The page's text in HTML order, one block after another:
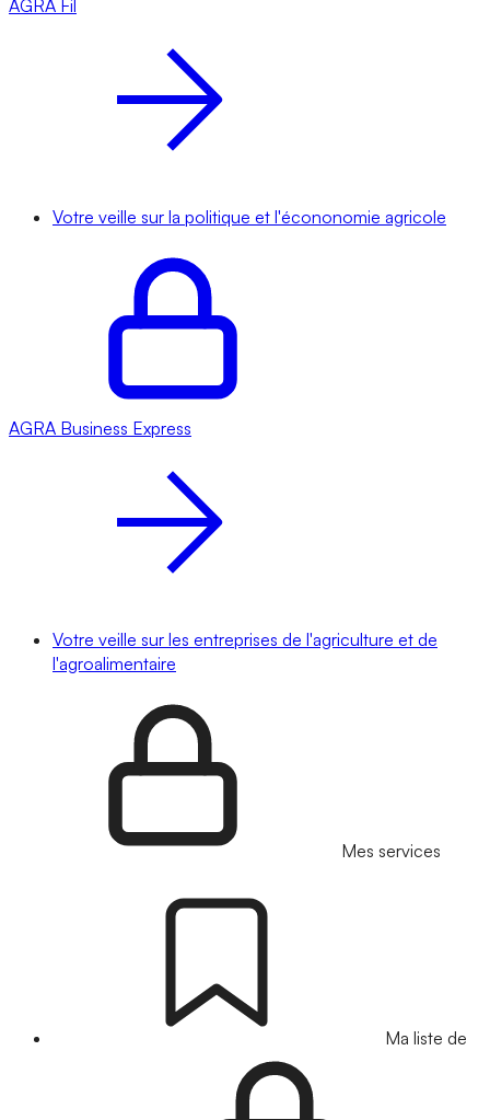
AGRA Fil
Votre veille sur la politique et l'écononomie agricole
AGRA Business Express
Votre veille sur les entreprises de l'agriculture et de
l'agroalimentaire
Mes services
Ma liste de